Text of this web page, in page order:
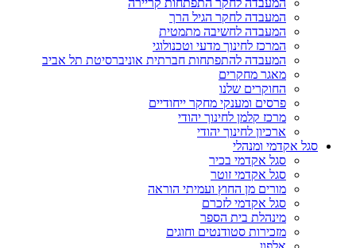
המעבדה לחקר התפתחות קריירה
המעבדה לחקר הגיל הרך
המעבדה לחשיבה מתמטית
המרכז לחינוך מדעי וטכנולוגי
המעבדה להתפתחות חברתית אוניברסיטת תל אביב
מאגר מחקרים
החוקרים שלנו
פרסים ומענקי מחקר ייחודיים
מרכז קלמן לחינוך יהודי
ארכיון לחינוך יהודי
סגל אקדמי ומנהלי
סגל אקדמי בכיר
סגל אקדמי זוטר
מורים מן החוץ ועמיתי הוראה
סגל אקדמי לזכרם
מינהלת בית הספר
מזכירות סטודנטים וחוגים